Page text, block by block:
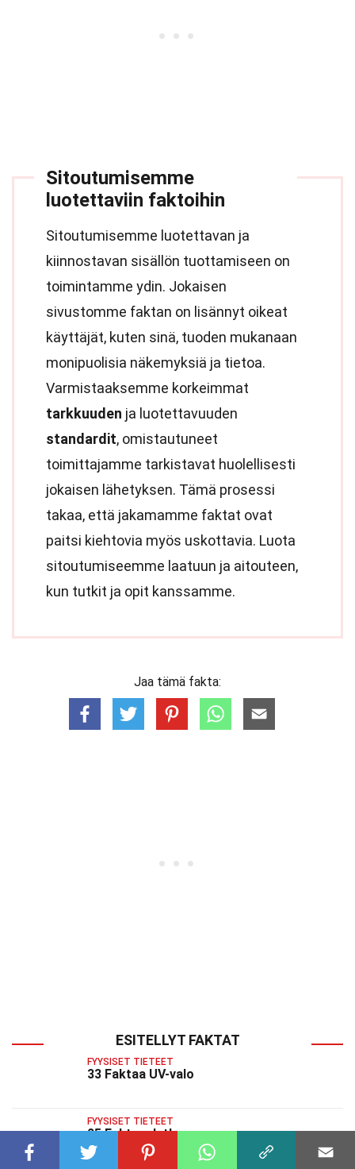
Sitoutumisemme
luotettaviin faktoihin
Sitoutumisemme luotettavan ja
kiinnostavan sisällön tuottamiseen on
toimintamme ydin. Jokaisen
sivustomme faktan on lisännyt oikeat
käyttäjät, kuten sinä, tuoden mukanaan
monipuolisia näkemyksiä ja tietoa.
Varmistaaksemme korkeimmat
tarkkuuden ja luotettavuuden
standardit, omistautuneet
toimittajamme tarkistavat huolellisesti
jokaisen lähetyksen. Tämä prosessi
takaa, että jakamamme faktat ovat
paitsi kiehtovia myös uskottavia. Luota
sitoutumiseemme laatuun ja aitouteen,
kun tutkit ja opit kanssamme.
Jaa tämä fakta:
ESITELLYT FAKTAT
FYYSISET TIETEET
33 Faktaa UV-valo
FYYSISET TIETEET
25 Faktaa Jatkuvuus